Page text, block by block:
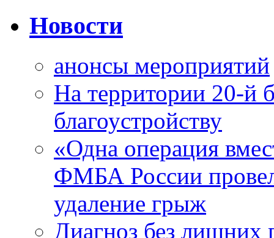
Новости
анонсы мероприятий
На территории 20-й
благоустройству
«Одна операция
ФМБА России
удаление грыж
Диагноз без лишних